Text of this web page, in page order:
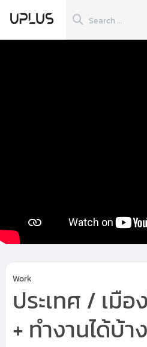
Work
ประเทศ / เมือ
+ ทำงานได้บ้า